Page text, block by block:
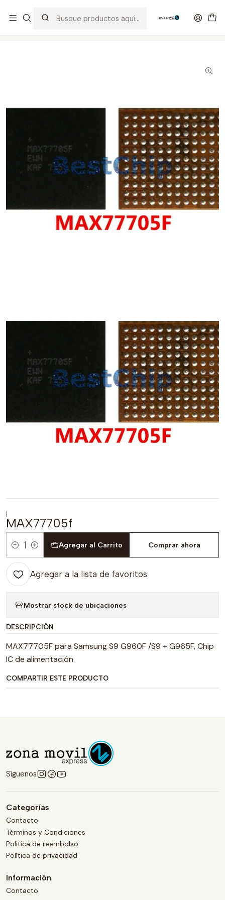
|
MAX77705f
Cantidad
Agregar al Carrito Comprar ahora
Agregar a la lista de favoritos
Mostrar stock de ubicaciones
DESCRIPCIÓN
MAX77705F para Samsung S9 G960F /S9 + G965F, Chip
IC de alimentación
COMPARTIR ESTE PRODUCTO
Síguenos
Categorías
Contacto
Términos y Condiciones
Politica de reembolso
Política de privacidad
Información
Contacto